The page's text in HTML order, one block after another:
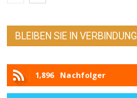
BLEIBEN SIE IN VERBINDUNG
1,896 Nachfolger